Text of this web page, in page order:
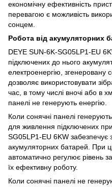
економічну ефективність
перевагою є можливість
сонцем.
Робота від акумуляторних
DEYE SUN-6K-SG05LP1-EU
підключених до нього
електроенергію,
дозволяє використовувати
час, в тому числі вночі або в
панелі не генерують енергію.
Коли сонячні панелі
для живлення підключених
SG05LP1-EU 6KW забезпечує
акумуляторних батарей. При
автоматично регулює рівень
їх ефективну роботу.
Коли сонячні панелі не